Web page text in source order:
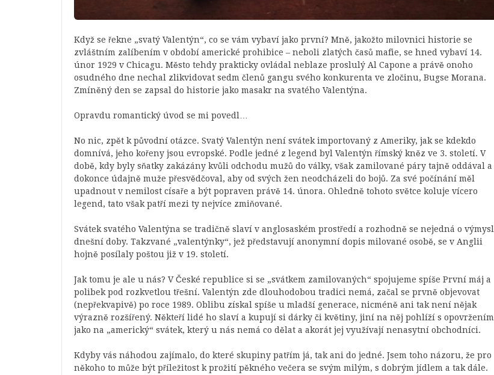
Když se řekne „svatý Valentýn“, co se vám vybaví jako první? Mně, jakožto milovnici historie se
zvláštním zalíbením v období americké prohibice – neboli zlatých časů mafie, se hned vybaví 14.
únor 1929 v Chicagu. Město tehdy prakticky ovládal neblaze proslulý Al Capone a právě onoho
osudného dne nechal zlikvidovat sedm členů gangu svého konkurenta ve zločinu, Bugse Morana.
Zmíněný den se zapsal do historie jako masakr na svatého Valentýna.
Opravdu romantický úvod se mi povedl…
No nic, zpět k původní otázce. Svatý Valentýn není svátek importovaný z Ameriky, jak se kdekdo
domnívá, jeho kořeny jsou evropské. Podle jedné z legend byl Valentýn římský kněz ve 3. století. V
době, kdy byly sňatky zakázány kvůli odchodu mužů do války, však zamilované páry tajně oddával a
dokonce údajně muže přesvědčoval, aby od svých žen neodcházeli do bojů. Za své počínání měl
upadnout v nemilost císaře a být popraven právě 14. února. Ohledně tohoto světce koluje vícero
legend, tato však patří mezi ty nejvíce zmiňované.
Svátek svatého Valentýna se tradičně slaví v anglosaském prostředí a rozhodně se nejedná o výmysl
dnešní doby. Takzvané „valentýnky“, jež představují anonymní dopis milované osobě, se v Anglii
hojně posílaly poštou již v 19. století.
Jak tomu je ale u nás? V České republice si se „svátkem zamilovaných“ spojujeme spíše První máj a
polibek pod rozkvetlou třešní. Valentýn zde dlouhodobou tradici nemá, začal se prvně objevovat
(nepřekvapivě) po roce 1989. Oblibu získal spíše u mladší generace, nicméně ani tak není nějak
výrazně rozšířený. Někteří lidé ho slaví a kupují si dárky či květiny, jiní na něj pohlíží s opovržením
jako na „americký“ svátek, který u nás nemá co dělat a akorát jej využívají nenasytní obchodníci.
Kdyby vás náhodou zajímalo, do které skupiny patřím já, tak ani do jedné. Jsem toho názoru, že pro
někoho to může být příležitost k prožití pěkného večera se svým milým, s dobrým jídlem a tak dále.